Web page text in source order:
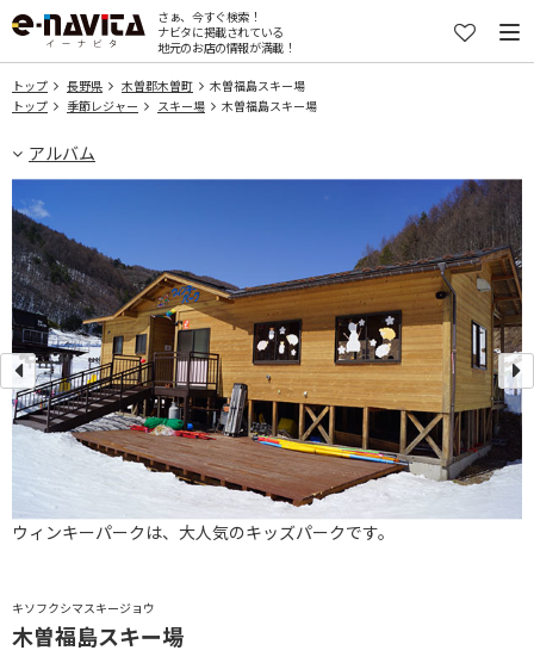
さぁ、今すぐ検索！
ナビタに掲載されている
地元のお店の情報が満載！
トップ 長野県 木曽郡木曽町
木曽福島スキー場
トップ
季節レジャー スキー場 木曽福島スキー場
アルバム
キソフクシマスキージョウ
木曽福島スキー場
ウィンキーパークは、大人気のキッズパークです。